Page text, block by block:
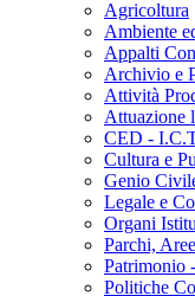
Agricoltura
Ambiente
Appalti
Archivio e
Attività
Attuazione
CED -
Cultura e
Genio
Legale e
Organi
Parchi,
Patrimonio
Politiche